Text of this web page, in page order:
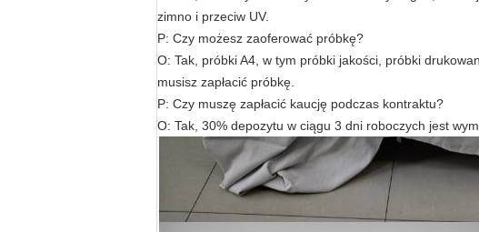
zimno i przeciw UV.
P: Czy możesz zaoferować próbkę?
O: Tak, próbki A4, w tym próbki jakości, próbki
musisz zapłacić próbkę.
P: Czy muszę zapłacić kaucję podczas kontraktu?
O: Tak, 30% depozytu w ciągu 3 dni roboczych jest